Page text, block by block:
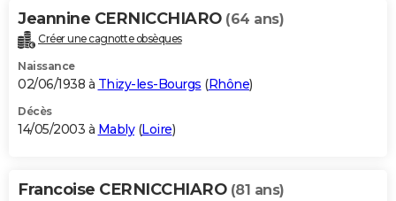
Jeannine CERNICCHIARO (64 ans)
Créer une cagnotte obsèques
Naissance
02/06/1938 à Thizy-les-Bourgs (Rhône)
Décès
14/05/2003 à Mably(Loire)
Francoise CERNICCHIARO (81 ans)